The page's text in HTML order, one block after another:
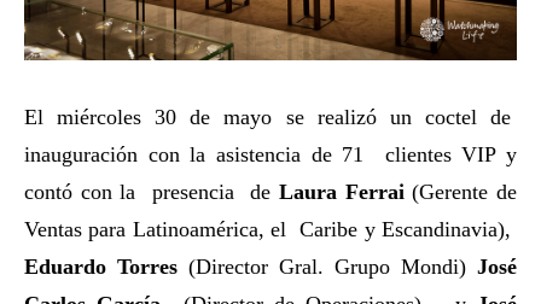
El miércoles 30 de mayo se realizó un coctel de
inauguración con la asistencia de 71 clientes VIP y
contó con la presencia de Laura Ferrai (Gerente de
Ventas para Latinoamérica, el Caribe y Escandinavia),
Eduardo Torres (Director Gral. Grupo Mondi) José